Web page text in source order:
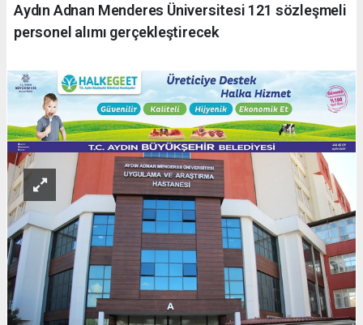
Aydın Adnan Menderes Üniversitesi 121 sözleşmeli
personel alımı gerçekleştirecek